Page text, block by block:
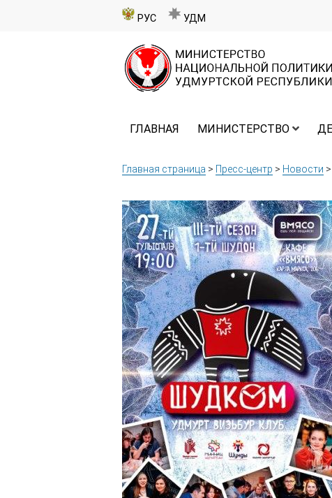
РУС УДМ
ГЛАВНАЯ МИНИСТЕРСТВО
Главная страница > Пресс-центр > Новости >